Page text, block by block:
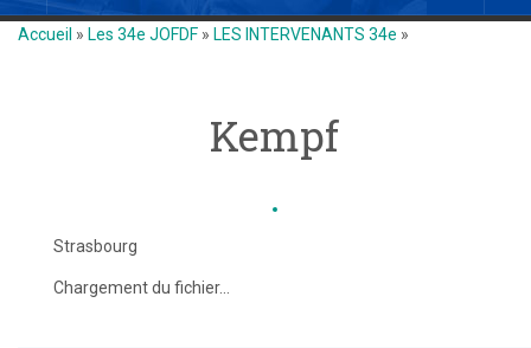
Accueil » Les 34e JOFDF » LES INTERVENANTS 34e »
Kempf
Strasbourg
Chargement du fichier...